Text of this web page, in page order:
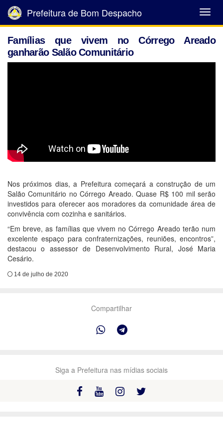
Abrir
Menu
Prefeitura de Bom Despacho
Famílias que vivem no Córrego Areado
ganharão Salão Comunitário
Nos próximos dias, a Prefeitura começará a construção de um
Salão Comunitário no Córrego Areado. Quase R$ 100 mil serão
investidos para oferecer aos moradores da comunidade área de
convivência com cozinha e sanitários.
“Em breve, as famílias que vivem no Córrego Areado terão num
excelente espaço para confraternizações, reuniões, encontros”,
destacou o assessor de Desenvolvimento Rural, José Maria
Cesário.
14 de julho de 2020
Compartilhar
Siga a Prefeitura nas mídias sociais